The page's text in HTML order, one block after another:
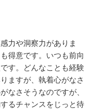
力や洞察力がありま
得意です。いつも前向
す。どんなことも経験
ますが、執着心がなさ
なさそうなのですが、
るチャンスをじっと待